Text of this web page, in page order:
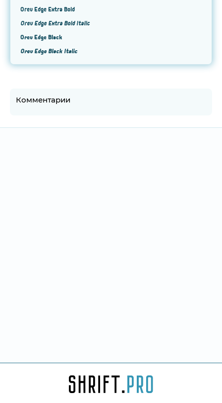
Orev Edge Extra Bold
Orev Edge Extra Bold Italic
Orev Edge Black
Orev Edge Black Italic
Комментарии